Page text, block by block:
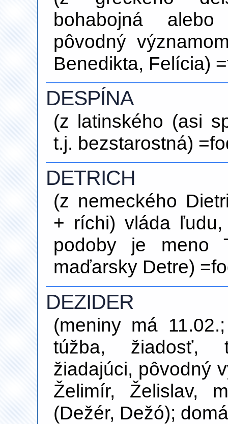
bohabojná
pôvodný
Benedikta, Felícia)
DESPÍNA
(z latinského (asi
t.j. bezstarostná)
DETRICH
(z nemeckého
+ ríchi) vláda
podoby je meno
maďarsky Detre)
DEZIDER
(meniny má
túžba, žiadosť,
žiadajúci, pôvodný
Želimír, Želislav,
(Dežér, Dežó);